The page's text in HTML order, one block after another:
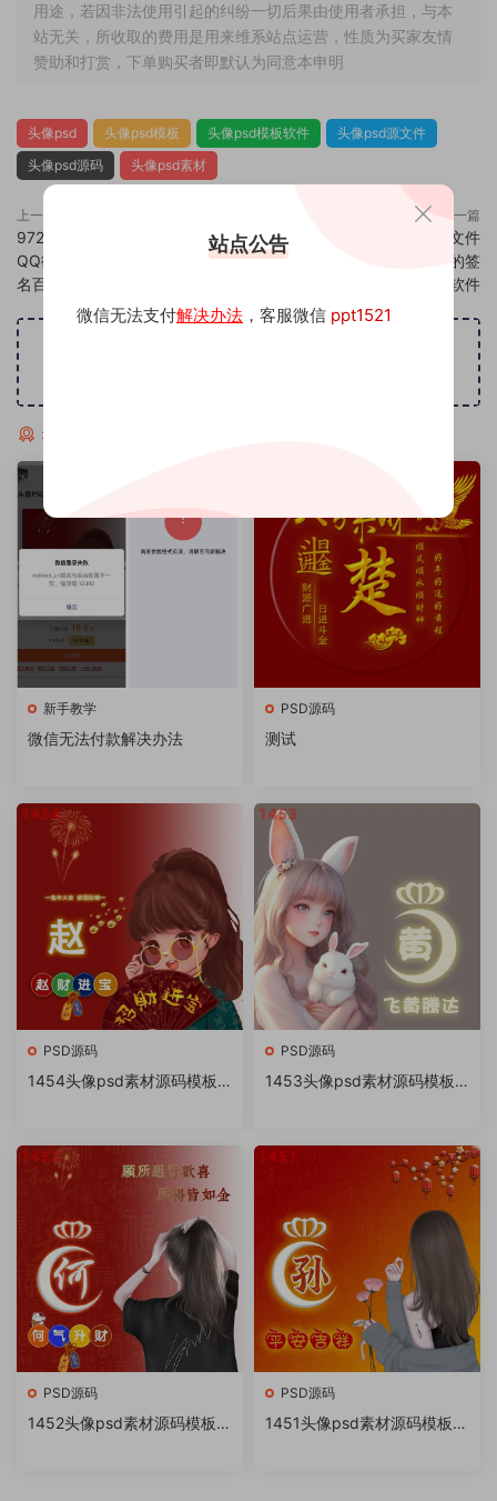
用途，若因非法使用引起的纠纷一切后果由使用者承担，与本
站无关，所收取的费用是用来维系站点运营，性质为买家友情
赞助和打赏，下单购买者即默认为同意本申明
头像psd 头像psd模板 头像psd模板软件
头像psd源文件
头像psd源码
头像psd素材
上一篇
972头像psd素材源码模板源文件
QQ微信抖音快手小红书很火的签
名百家姓氏头像制作教程软件
下一篇
974头像psd素材源码模板源文件
QQ微信抖音快手小红书很火的签
名百家姓氏头像制作教程软件
猜你喜欢
新手教学
微信无法付款解决办法
PSD源码
测试
PSD源码
1454头像psd素材源码模板
作教程软件
PSD源码
1453头像psd素材源码模板
作教程软件
PSD源码
1452头像psd素材源码模板源
PSD源码
1451头像psd素材源码模板源
站点公告
微信无法支付解决办法 ，客服微信 ppt1521